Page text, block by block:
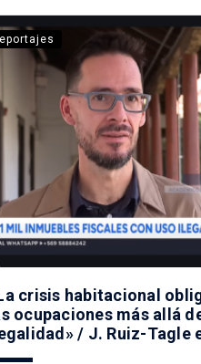
crisis habitacional
ocupaciones más allá
/ J. Ruiz-Tagle